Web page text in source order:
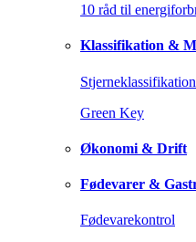
10 råd til
Klassifikation &
Stjerneklassifikation
Green Key
Økonomi & Drift
Fødevarer &
Fødevarekontrol